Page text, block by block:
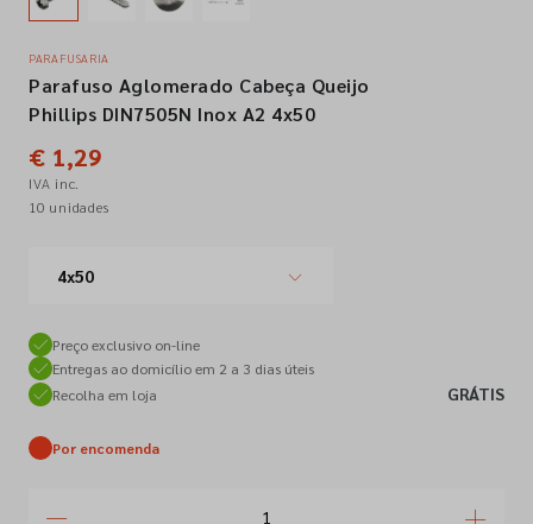
Siga-nos nas redes sociais
PARAFUSARIA
Parafuso Aglomerado Cabeça Queijo
Phillips DIN7505N Inox A2 4x50
€ 1,29
IVA inc.
10 unidades
4x50
Preço exclusivo on-line
Entregas ao domicílio em 2 a 3 dias úteis
Recolha em loja
GRÁTIS
Por encomenda